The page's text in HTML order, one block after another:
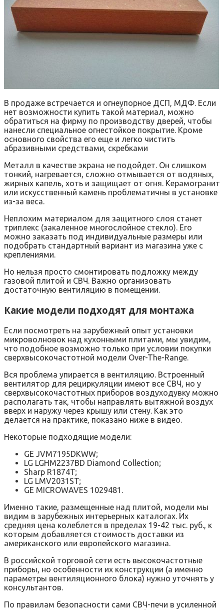
В продаже встречается и огнеупорное ДСП, МДФ. Если
нет возможности купить такой материал, можно
обратиться на фирму по производству дверей, чтобы
нанесли специальное огнестойкое покрытие. Кроме
основного свойства его еще и легко чистить
абразивными средствами, скребками
Металл в качестве экрана не подойдет. Он слишком
тонкий, нагревается, сложно отмывается от водяных,
жирных капель, хоть и защищает от огня. Керамогранит
или искусственный камень проблематичны в установке
из-за веса.
Неплохим материалом для защитного слоя станет
триплекс (закаленное многослойное стекло). Его
можно заказать под индивидуальные размеры или
подобрать стандартный вариант из магазина уже с
креплениями.
Но нельзя просто смонтировать подложку между
газовой плитой и СВЧ. Важно организовать
достаточную вентиляцию в помещении.
Какие модели подходят для монтажа
Если посмотреть на зарубежный опыт установки
микроволновок над кухонными плитами, мы увидим,
что подобное возможно только при условии покупки
сверхвысокочастотной модели Over-The-Range.
Вся проблема упирается в вентиляцию. Встроенный
вентилятор для рециркуляции имеют все СВЧ, но у
сверхвысокочастотных приборов воздуходувку можно
располагать так, чтобы направлять вытяжной воздух
вверх и наружу через крышу или стену. Как это
делается на практике, показано ниже в видео.
Некоторые подходящие модели:
GE JVM7195DKWW;
LG LGHM2237BD Diamond Collection;
Sharp R1874T;
LG LMV2031ST;
GE MICROWAVES 1029481.
Именно такие, размещенные над плитой, модели мы
видим в зарубежных интерьерных каталогах. Их
средняя цена колеблется в пределах 19-42 тыс. руб., к
которым добавляется стоимость доставки из
американского или европейского магазина.
В российской торговой сети есть высокочастотные
приборы, но особенности их конструкции (а именно
параметры вентиляционного блока) нужно уточнять у
консультантов.
По правилам безопасности сами СВЧ-печи в усиленной